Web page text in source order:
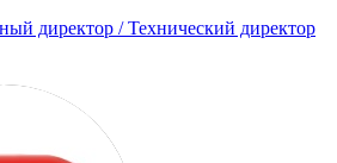
директор / Технический директор